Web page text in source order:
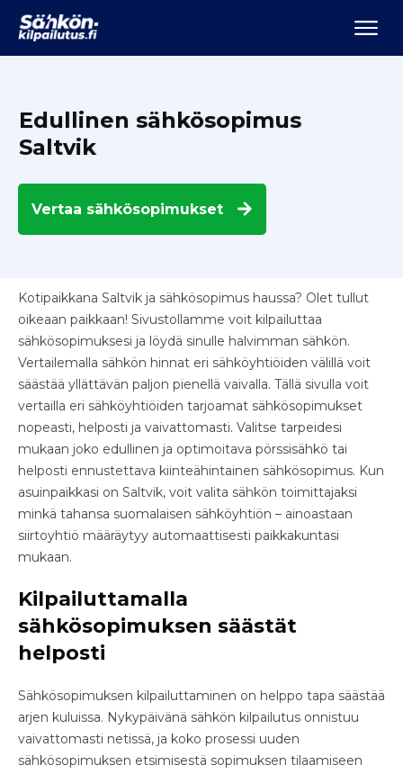
Edullinen sähkösopimus
Saltvik
Vertaa sähkösopimukset
Kotipaikkana Saltvik ja sähkösopimus haussa? Olet tullut
oikeaan paikkaan! Sivustollamme voit kilpailuttaa
sähkösopimuksesi ja löydä sinulle halvimman sähkön.
Vertailemalla sähkön hinnat eri sähköyhtiöiden välillä voit
säästää yllättävän paljon pienellä vaivalla. Tällä sivulla voit
vertailla eri sähköyhtiöiden tarjoamat sähkösopimukset
nopeasti, helposti ja vaivattomasti. Valitse tarpeidesi
mukaan joko edullinen ja optimoitava pörssisähkö tai
helposti ennustettava kiinteähintainen sähkösopimus. Kun
asuinpaikkasi on Saltvik, voit valita sähkön toimittajaksi
minkä tahansa suomalaisen sähköyhtiön – ainoastaan
siirtoyhtiö määräytyy automaattisesti paikkakuntasi
mukaan.
Kilpailuttamalla
sähkösopimuksen säästät
helposti
Sähkösopimuksen kilpailuttaminen on helppo tapa säästää
arjen kuluissa. Nykypäivänä sähkön kilpailutus onnistuu
vaivattomasti netissä, ja koko prosessi uuden
sähkösopimuksen etsimisestä sopimuksen tilaamiseen